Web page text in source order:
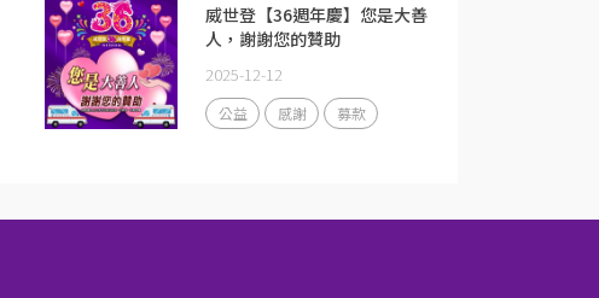
威世登【36週年慶】您是大善
人，謝謝您的贊助
2025-12-12
公益 感謝 募款